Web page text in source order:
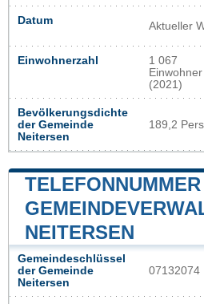
Datum Aktueller
Einwohnerzahl
1 067
Einwohner
(2021)
Bevölkerungsdichte
der Gemeinde
Neitersen
189,2
NEITERSEN
Gemeindeschlüssel
der Gemeinde
Neitersen
07132074